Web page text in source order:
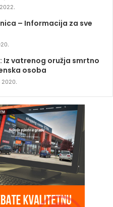
– Informacija za sve
Iz vatrenog oružja smrtno
osoba
2020.